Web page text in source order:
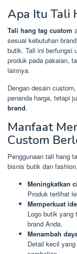
Apa Itu Tali
Tali hang tag custom
sesuai kebutuhan
butik. Tali ini berfungsi
produk pada pakaian,
lainnya.
Dengan desain
penanda harga, tetapi
brand.
Manfaat
Custom
Penggunaan tali hang
bisnis butik dan
Meningkatkan
Produk terlihat
Memperkuat
Logo butik yang
brand Anda.
Menambah
Detail kecil